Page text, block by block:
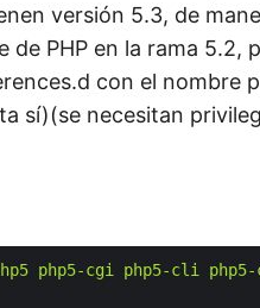
versión 5.3, de
de PHP en la rama 5.2,
con el nombre
sí)(se necesitan
php5-cgi php5-cli php5-